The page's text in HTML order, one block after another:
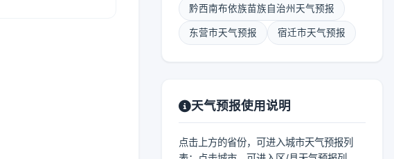
黔西南布依族苗族自治州天气预报
东营市天气预报 宿迁市天气预报
天气预报使用说明
点击上方的省份，可进入城市天气预报列